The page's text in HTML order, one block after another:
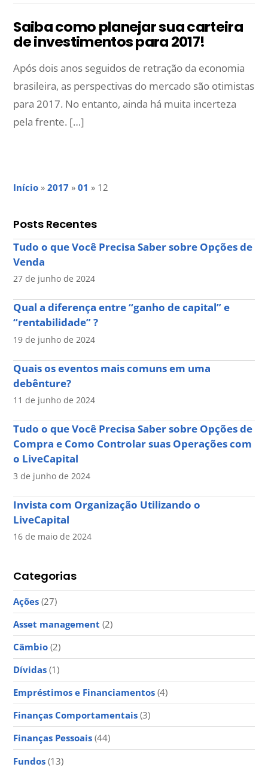
Saiba como planejar sua carteira
de investimentos para 2017!
Após dois anos seguidos de retração da economia
brasileira, as perspectivas do mercado são otimistas
para 2017. No entanto, ainda há muita incerteza
pela frente. […]
Início » 2017 » 01 » 12
Posts Recentes
Tudo o que Você Precisa Saber sobre Opções de
Venda
27 de junho de 2024
Qual a diferença entre “ganho de capital” e
“rentabilidade” ?
19 de junho de 2024
Quais os eventos mais comuns em uma
debênture?
11 de junho de 2024
Tudo o que Você Precisa Saber sobre Opções de
Compra e Como Controlar suas Operações com
o LiveCapital
3 de junho de 2024
Invista com Organização Utilizando o
LiveCapital
16 de maio de 2024
Categorias
Ações (27)
Asset management (2)
Câmbio (2)
Dívidas (1)
Empréstimos e Financiamentos (4)
Finanças Comportamentais (3)
Finanças Pessoais (44)
Fundos (13)